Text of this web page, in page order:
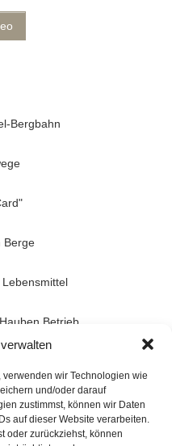
wir Technologien wie
und/oder darauf
zustimmst, können wir Daten
auf dieser Website verarbeiten.
oder zurückziehst, können
Bergbahn
Berge
Betrieb